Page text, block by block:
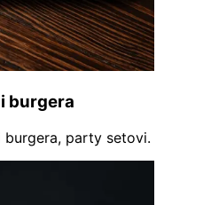
burgera
burgera, party setovi.